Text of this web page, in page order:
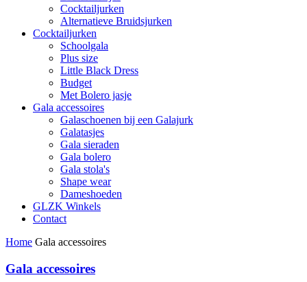
Cocktailjurken
Alternatieve Bruidsjurken
Cocktailjurken
Schoolgala
Plus size
Little Black Dress
Budget
Met Bolero jasje
Gala accessoires
Galaschoenen bij een Galajurk
Galatasjes
Gala sieraden
Gala bolero
Gala stola's
Shape wear
Dameshoeden
GLZK Winkels
Contact
Home Gala accessoires
Gala accessoires